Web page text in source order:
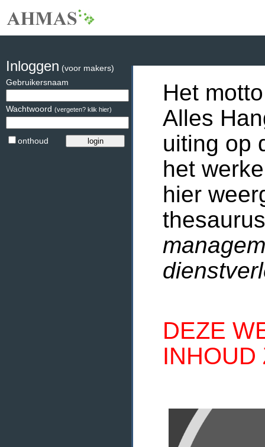
Het
Alles
uiting op
het
hier
DEZE
INHOUD
Inloggen (voor makers)
Gebruikersnaam
Wachtwoord (vergeten? klik hier)
onthoud